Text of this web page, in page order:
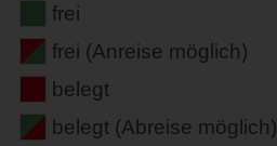
frei
frei (Anreise möglich)
belegt
belegt (Abreise möglich)